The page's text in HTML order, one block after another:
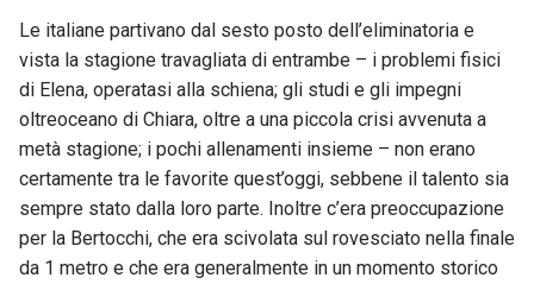
Le italiane partivano dal sesto posto dell’eliminatoria e
vista la stagione travagliata di entrambe – i problemi fisici
di Elena, operatasi alla schiena; gli studi e gli impegni
oltreoceano di Chiara, oltre a una piccola crisi avvenuta a
metà stagione; i pochi allenamenti insieme – non erano
certamente tra le favorite quest’oggi, sebbene il talento sia
sempre stato dalla loro parte. Inoltre c’era preoccupazione
per la Bertocchi, che era scivolata sul rovesciato nella finale
da 1 metro e che era generalmente in un momento storico